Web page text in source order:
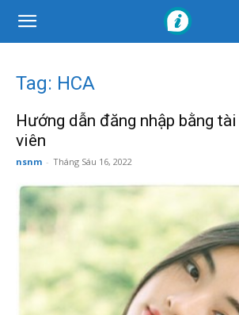
Tag: HCA
Hướng dẫn đăng nhập bằng
viên
nsnm - Tháng Sáu 16, 2022